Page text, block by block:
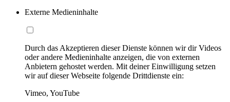
Externe Medieninhalte
Durch das Akzeptieren dieser Dienste können wir dir Videos
oder andere Medieninhalte anzeigen, die von externen
Anbietern gehostet werden. Mit deiner Einwilligung setzen
wir auf dieser Webseite folgende Drittdienste ein:
Vimeo, YouTube